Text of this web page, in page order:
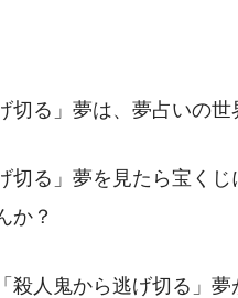
切る」夢は、夢占いの
切る」夢を見たら宝く
か？
殺人鬼から逃げ切る」